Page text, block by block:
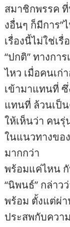
สมาชิกพรรค
งอื่นๆ ก็มีการ”
เรื่องนี้ไม่ใช่เ
“ปกติ” ทางกา
ไหว เมื่อคนเก่
เข้ามาแทนที่ ซึ่
แทนที่ ล้วนเป็
ให้เห็นว่า คน
ในแนวทางขอ
มากกว่า
พร้อมแค่ไหน
“นิพนธ์” กล่าว
พร้อม ตั้งแต่ผ่า
ประสพกับควา